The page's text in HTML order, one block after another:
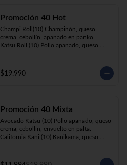
Promoción 40 Hot
Champi Roll(10) Champiñón, queso
crema, cebollín, apanado en panko.
Katsu Roll (10) Pollo apanado, queso
cebollín, apanado en panko.
Kani Roll(10) Kanikama, queso crema,
$19.990
Promoción 40 Mixta
Avocado Katsu (10) Pollo apanado, queso
crema, cebollín, envuelto en palta.
California Kani (10) Kanikama, queso
crema, cebollín, apanado en panko.